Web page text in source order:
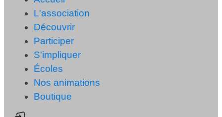
L'association
Découvrir
Participer
S'impliquer
Écoles
Nos animations
Boutique